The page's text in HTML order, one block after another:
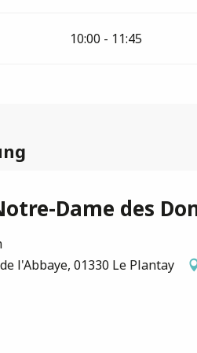
10:00 - 11:45
Dame des
l'Abbaye, 01330 Le Plantay